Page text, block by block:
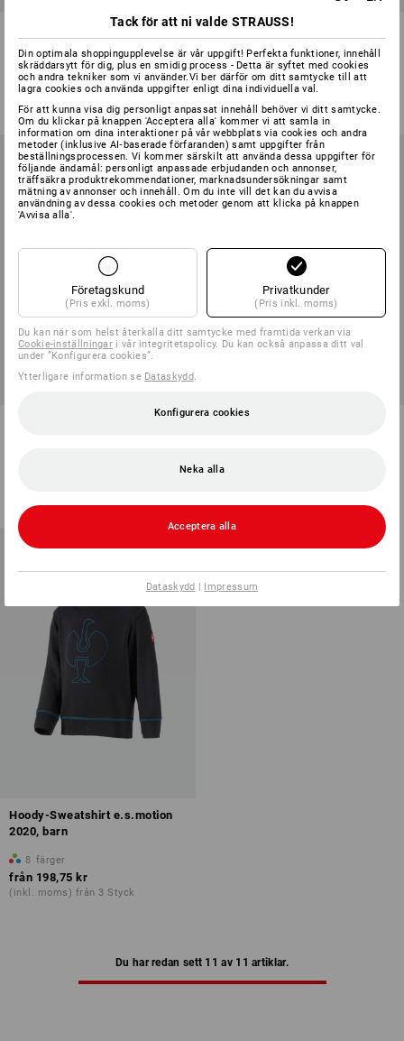
Sweatshirt e.s.e:pic, barn
3 färger
från 186,25 kr
(inkl. moms) från 3 Styck
Mario Kart Hoody-Sweathsirt,
5 färger
198,75 kr
(inkl. moms)
Hoody-Sweatshirt e.s.motion
2020, barn
8 färger
från 198,75 kr
(inkl. moms) från 3 Styck
Du har redan sett 11 av 11 artiklar.
Tack för att ni valde STRAUSS!
Din optimala shoppingupplevelse är vår uppgift! Perfekta funktioner, innehåll
skräddarsytt för dig, plus en smidig process - Detta är syftet med cookies
och andra tekniker som vi använder.Vi ber därför om ditt samtycke till att
lagra cookies och använda uppgifter enligt dina individuella val.
För att kunna visa dig personligt anpassat innehåll behöver vi ditt samtycke.
Om du klickar på knappen 'Acceptera alla' kommer vi att samla in
information om dina interaktioner på vår webbplats via cookies och andra
metoder (inklusive AI‑baserade förfaranden) samt uppgifter från
beställningsprocessen. Vi kommer särskilt att använda dessa uppgifter för
följande ändamål: personligt anpassade erbjudanden och annonser,
träffsäkra produktrekommendationer, marknadsundersökningar samt
mätning av annonser och innehåll. Om du inte vill det kan du avvisa
användning av dessa cookies och metoder genom att klicka på knappen
'Avvisa alla'.
Företagskund
(Pris exkl. moms)
Privatkunder
(Pris inkl. moms)
Du kan när som helst återkalla ditt samtycke med framtida verkan via
Cookie-inställningar i vår integritetspolicy. Du kan också anpassa ditt val
under ”Konfigurera cookies”.
Ytterligare information se Dataskydd.
Konfigurera cookies
Neka alla
Acceptera alla
Dataskydd | Impressum